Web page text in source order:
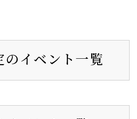
のイベント一覧